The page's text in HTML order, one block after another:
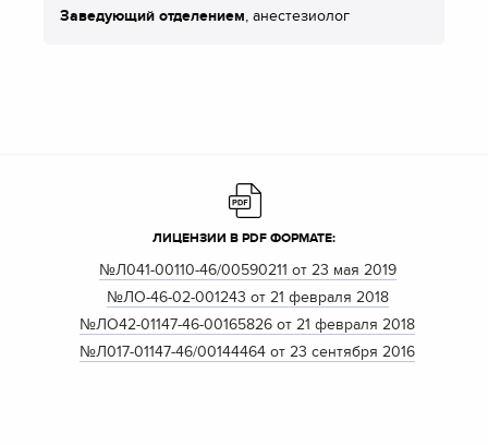
Заведующий отделением, анестезиолог
ЛИЦЕНЗИИ В PDF ФОРМАТЕ:
№Л041-00110-46/00590211 от 23 мая 2019
№ЛО-46-02-001243 от 21 февраля 2018
№ЛО42-01147-46-00165826 от 21 февраля 2018
№Л017-01147-46/00144464 от 23 сентября 2016